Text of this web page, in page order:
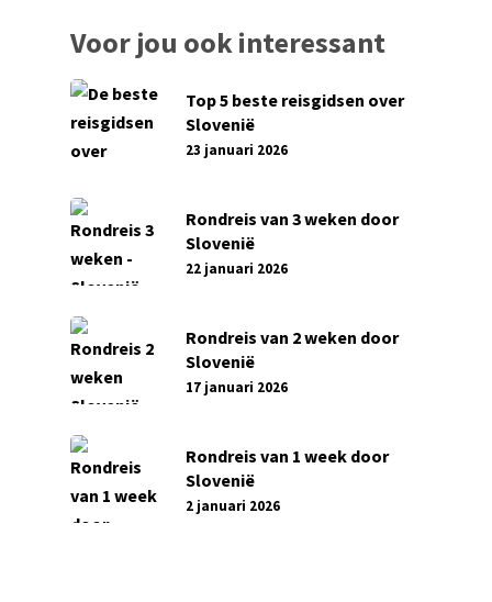
Voor jou ook interessant
Top 5 beste reisgidsen over
Slovenië
23 januari 2026
Rondreis van 3 weken door
Slovenië
22 januari 2026
Rondreis van 2 weken door
Slovenië
17 januari 2026
Rondreis van 1 week door
Slovenië
2 januari 2026